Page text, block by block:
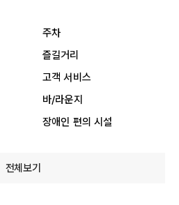
주차
즐길거리
고객 서비스
바/라운지
장애인 편의 시설
전체보기